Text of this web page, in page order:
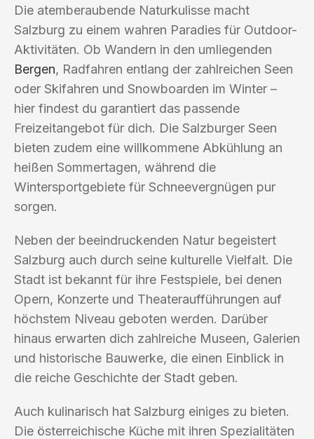
Die atemberaubende Naturkulisse macht
Salzburg zu einem wahren Paradies für Outdoor-
Aktivitäten. Ob Wandern in den umliegenden
Bergen, Radfahren entlang der zahlreichen Seen
oder Skifahren und Snowboarden im Winter –
hier findest du garantiert das passende
Freizeitangebot für dich. Die Salzburger Seen
bieten zudem eine willkommene Abkühlung an
heißen Sommertagen, während die
Wintersportgebiete für Schneevergnügen pur
sorgen.
Neben der beeindruckenden Natur begeistert
Salzburg auch durch seine kulturelle Vielfalt. Die
Stadt ist bekannt für ihre Festspiele, bei denen
Opern, Konzerte und Theateraufführungen auf
höchstem Niveau geboten werden. Darüber
hinaus erwarten dich zahlreiche Museen, Galerien
und historische Bauwerke, die einen Einblick in
die reiche Geschichte der Stadt geben.
Auch kulinarisch hat Salzburg einiges zu bieten.
Die österreichische Küche mit ihren Spezialitäten